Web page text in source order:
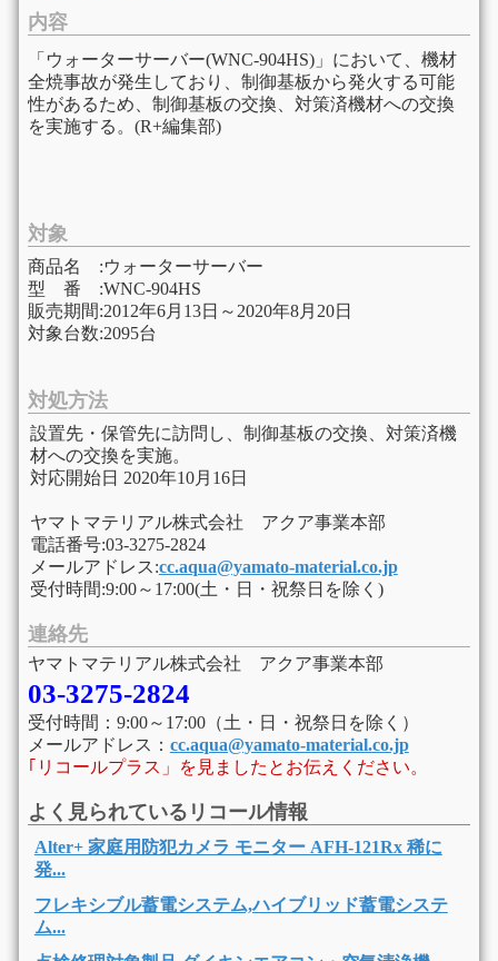
内容
「ウォーターサーバー(WNC-904HS)」において、機材
全焼事故が発生しており、制御基板から発火する可能
性があるため、制御基板の交換、対策済機材への交換
を実施する。(R+編集部)
対象
商品名 :ウォーターサーバー
型 番 :WNC-904HS
販売期間:2012年6月13日～2020年8月20日
対象台数:2095台
対処方法
設置先・保管先に訪問し、制御基板の交換、対策済機
材への交換を実施。
対応開始日 2020年10月16日
ヤマトマテリアル株式会社 アクア事業本部
電話番号:03-3275-2824
メールアドレス:cc.aqua@yamato-material.co.jp
受付時間:9:00～17:00(土・日・祝祭日を除く)
連絡先
ヤマトマテリアル株式会社 アクア事業本部
03-3275-2824
受付時間：9:00～17:00（土・日・祝祭日を除く）
メールアドレス： cc.aqua@yamato-material.co.jp
｢リコールプラス」を見ましたとお伝えください。
よく見られているリコール情報
Alter+ 家庭用防犯カメラ モニター AFH-121Rx 稀に
発...
フレキシブル蓄電システム,ハイブリッド蓄電システ
ム...